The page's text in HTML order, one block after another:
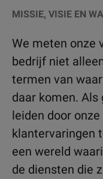
MISSIE, VISIE EN
We meten onze
bedrijf niet
termen van
daar komen.
leiden door
klantervaringen
een wereld
de diensten die